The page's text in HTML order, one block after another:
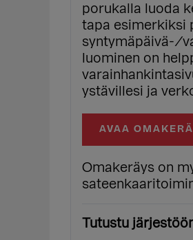
porukalla luoda
tapa esimerkiksi
syntymäpäivä-/
luominen on
ystävillesi ja
AVAA
Omakeräys on
Tutustu